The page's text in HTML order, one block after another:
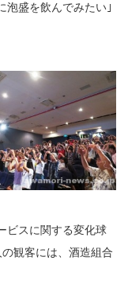
泡盛を飲んでみたい｣
ビスに関する変化球
観客には、酒造組合